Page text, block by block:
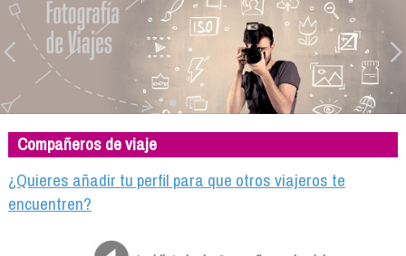
Quienes somos
El proyecto
Blog
Viaja con nosotros
Camino solidario
Libros
Compañeros de viaje
Compañeros de viaje
¿Quieres añadir tu perfil para que otros viajeros te
encuentren?